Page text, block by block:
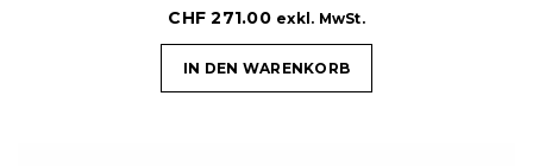
CHF 271.00 exkl. MwSt.
IN DEN WARENKORB